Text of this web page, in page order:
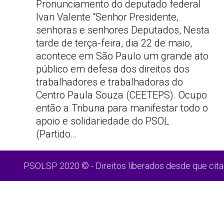
Pronunciamento do deputado federal
Ivan Valente “Senhor Presidente,
senhoras e senhores Deputados, Nesta
tarde de terça-feira, dia 22 de maio,
acontece em São Paulo um grande ato
público em defesa dos direitos dos
trabalhadores e trabalhadoras do
Centro Paula Souza (CEETEPS). Ocupo
então a Tribuna para manifestar todo o
apoio e solidariedade do PSOL
(Partido…
PSOLSP 2020 © - Direitos liberados desde que